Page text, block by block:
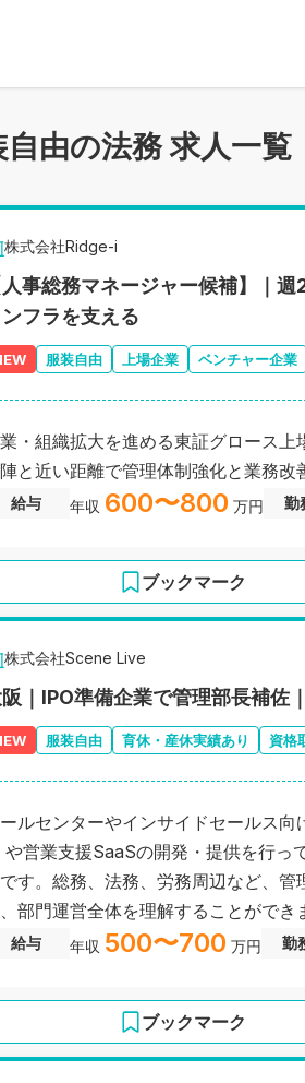
自由の法務 求人一覧
株式会社Ridge-i
人事総務マネージャー候補】｜
フラを支える
服装自由 上場企業 ベンチャー企業
・組織拡大を進める東証グロース
と近い距離で管理体制強化と業務改
給与 年収 600〜800 万円 勤
ブックマーク
株式会社Scene Live
｜IPO準備企業で管理部長補佐
服装自由 育休・産休実績あり 資格
ルセンターやインサイドセールス
や営業支援SaaSの開発・提供を行っ
す。総務、法務、労務周辺など、
部門運営全体を理解することができ
給与 年収 500〜700 万円 勤
ブックマーク